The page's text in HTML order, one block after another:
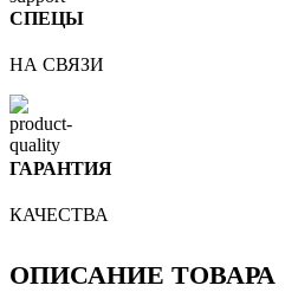
СПЕЦЫ
НА СВЯЗИ
ГАРАНТИЯ
КАЧЕСТВА
ОПИСАНИЕ ТОВАРА